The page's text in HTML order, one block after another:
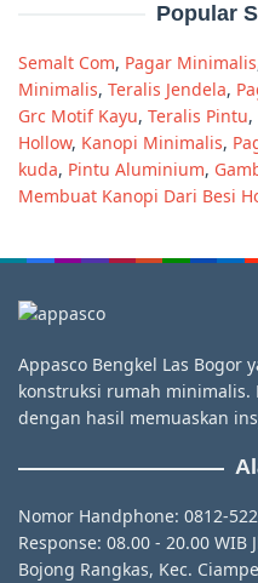
Popular
Semalt Com, Pagar Minimalis
Minimalis, Teralis Jendela,
Grc Motif Kayu, Teralis Pintu,
Hollow, Kanopi Minimalis,
kuda, Pintu Aluminium,
Membuat Kanopi Dari Besi
Appasco Bengkel Las Bogor
konstruksi rumah minimalis.
dengan hasil memuaskan
Nomor Handphone: 0812-
Response: 08.00 - 20.00 WIB
Bojong Rangkas, Kec.